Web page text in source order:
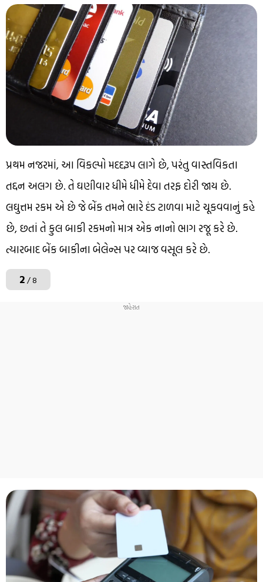
પ્રથમ નજરમાં, આ વિકલ્પો મદદરૂપ લાગે છે, પરંતુ વાસ્તવિકતા
તદ્દન અલગ છે. તે ઘણીવાર ધીમે ધીમે દેવા તરફ દોરી જાય છે.
લઘુત્તમ રકમ એ છે જે બેંક તમને ભારે દંડ ટાળવા માટે ચૂકવવાનું કહે
છે, છતાં તે કુલ બાકી રકમનો માત્ર એક નાનો ભાગ રજૂ કરે છે.
ત્યારબાદ બેંક બાકીના બેલેન્સ પર વ્યાજ વસૂલ કરે છે.
2/ 8